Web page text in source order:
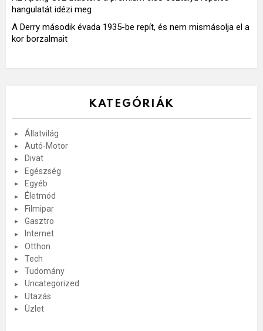
hangulatát idézi meg
A Derry második évada 1935-be repít, és nem mismásolja el a
kor borzalmait
KATEGÓRIÁK
Állatvilág
Autó-Motor
Divat
Egészség
Egyéb
Életmód
Filmipar
Gasztro
Internet
Otthon
Tech
Tudomány
Uncategorized
Utazás
Üzlet